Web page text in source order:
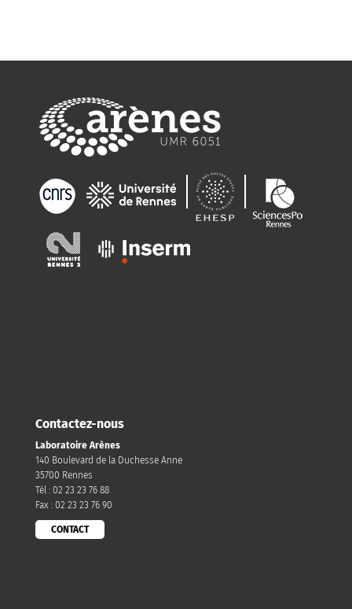
Contactez-nous
Laboratoire Arènes
140 Boulevard de la Duchesse Anne
35700 Rennes
Tél : 02 23 23 76 88
Fax : 02 23 23 76 90
CONTACT